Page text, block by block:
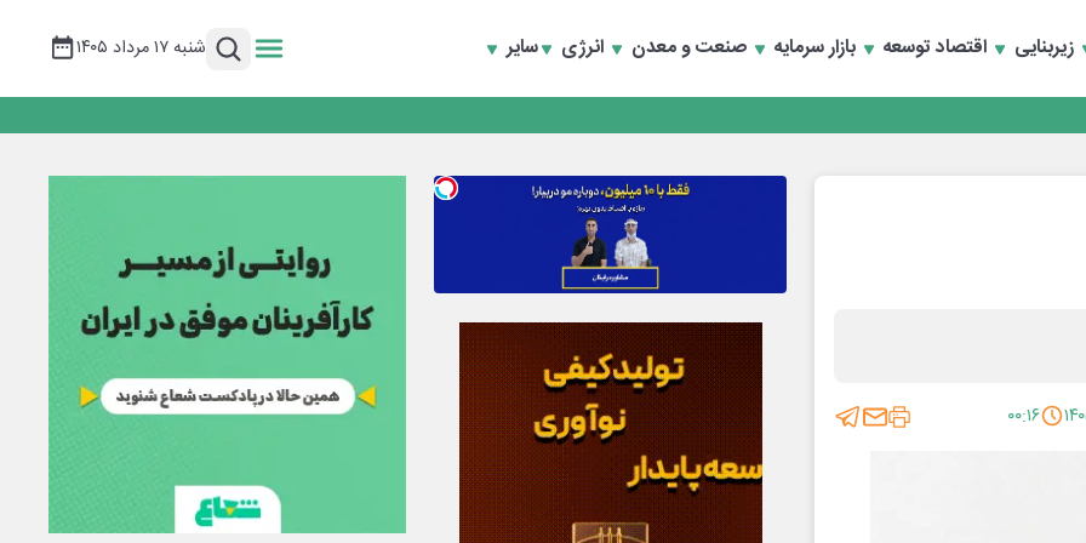
زیربنایی اقتصاد توسعه بازار سرمایه صنعت و معدن انرژی سایر شنبه ۱۷ مرداد ۱۴۰۵
مالی
تجارت و همگرایی منطقه‌ای
مالی
۰۰:۱۶